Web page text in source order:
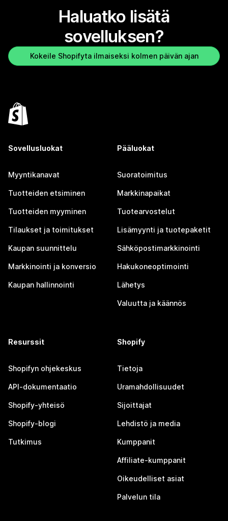
Haluatko lisätä
sovelluksen?
Kokeile Shopifyta ilmaiseksi kolmen päivän ajan
Sovellusluokat
Myyntikanavat
Tuotteiden etsiminen
Tuotteiden myyminen
Tilaukset ja toimitukset
Kaupan suunnittelu
Markkinointi ja konversio
Kaupan hallinnointi
Pääluokat
Suoratoimitus
Markkinapaikat
Tuotearvostelut
Lisämyynti ja tuotepaketit
Sähköpostimarkkinointi
Hakukoneoptimointi
Lähetys
Valuutta ja käännös
Resurssit
Shopifyn ohjekeskus
API-dokumentaatio
Shopify-yhteisö
Shopify-blogi
Tutkimus
Shopify
Tietoja
Uramahdollisuudet
Sijoittajat
Lehdistö ja media
Kumppanit
Affiliate-kumppanit
Oikeudelliset asiat
Palvelun tila